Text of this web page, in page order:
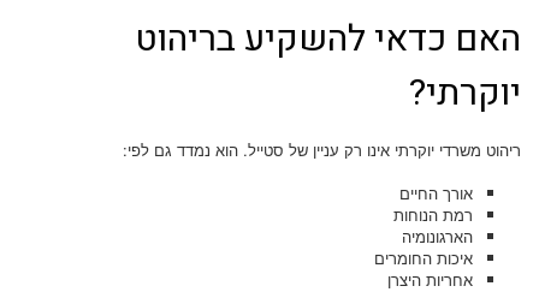
האם כדאי להשקיע בריהוט
יוקרתי?
ריהוט משרדי יוקרתי אינו רק עניין של סטייל. הוא נמדד גם לפי:
אורך החיים
רמת הנוחות
הארגונומיה
איכות החומרים
אחריות היצרן